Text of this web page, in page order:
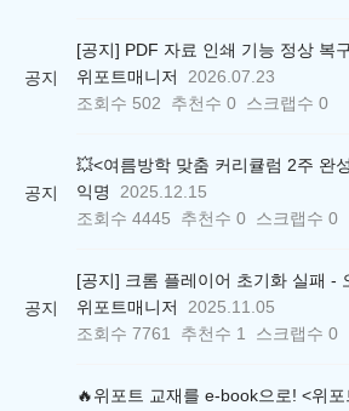
공지
위포트매니저
2026.07.23
조회수 502 추천수 0 스크랩수 0
공지
익명
2025.12.15
조회수 4445 추천수 0 스크랩수 0
공지
위포트매니저
2025.11.05
조회수 7761 추천수 1 스크랩수 0